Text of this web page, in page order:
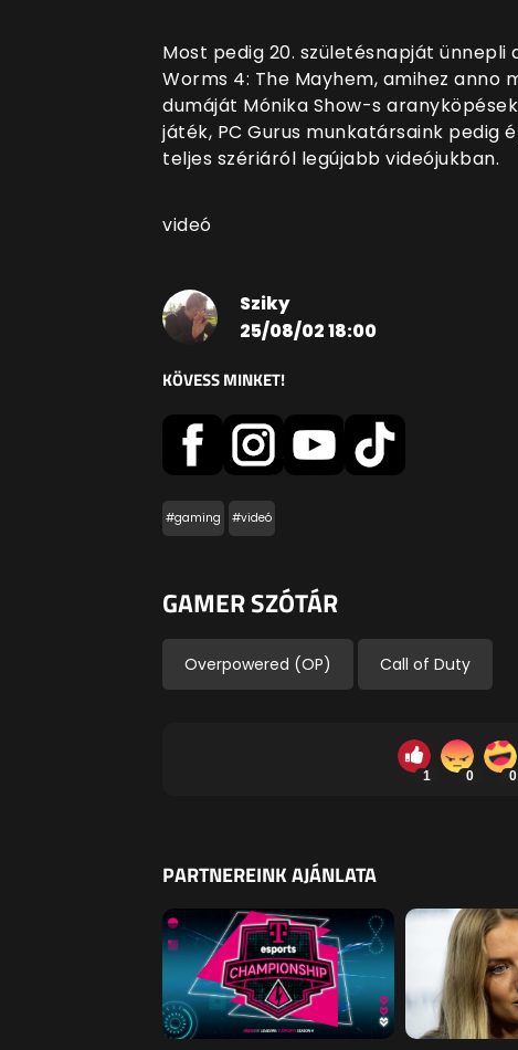
Most pedig 20. születésnapját
Worms 4: The Mayhem, amihez anno
dumáját Mónika Show-s
játék, PC Gurus munkatársaink pedig
teljes szériáról legújabb videójukban.
videó
Sziky
25/08/02 18:00
KÖVESS MINKET!
#gaming #videó
GAMER SZÓTÁR
Overpowered (OP) Call of Duty
1 0 0
PARTNEREINK AJÁNLATA